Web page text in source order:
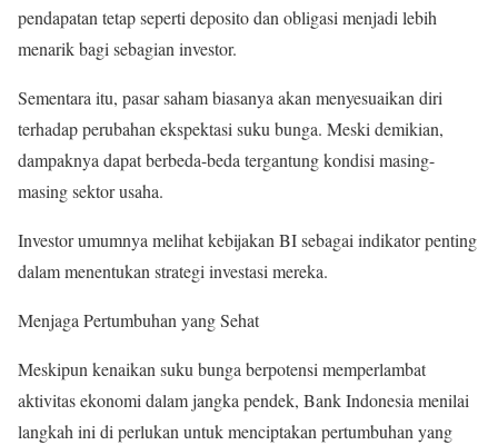
pendapatan tetap seperti deposito dan obligasi menjadi lebih
menarik bagi sebagian investor.
Sementara itu, pasar saham biasanya akan menyesuaikan diri
terhadap perubahan ekspektasi suku bunga. Meski demikian,
dampaknya dapat berbeda-beda tergantung kondisi masing-
masing sektor usaha.
Investor umumnya melihat kebijakan BI sebagai indikator penting
dalam menentukan strategi investasi mereka.
Menjaga Pertumbuhan yang Sehat
Meskipun kenaikan suku bunga berpotensi memperlambat
aktivitas ekonomi dalam jangka pendek, Bank Indonesia menilai
langkah ini di perlukan untuk menciptakan pertumbuhan yang